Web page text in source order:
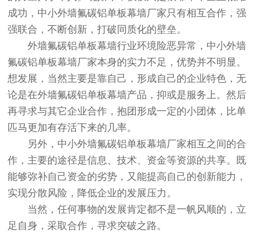
成功，中小外墙氟碳铝单板幕墙厂家只有相互合作，强
强联合，不断创新，打破同质化的壁垒。
外墙氟碳铝单板幕墙行业环境险恶异常，中小外墙
氟碳铝单板幕墙厂家本身的实力不足，优势并不明显。
想发展，当然主要是靠自己，形成自己的企业特色，无
论是在外墙氟碳铝单板幕墙产品，抑或是服务上。然后
再寻求与其它企业合作，抱团形成一定的小团体，比单
匹马更加有存活下来的几率。
另外，中小外墙氟碳铝单板幕墙厂家相互之间的合
作，主要的途径是信息、技术、资金等资源的共享。既
能够弥补自己资金的劣势，又能提高自己的创新能力，
实现分散风险，降低企业的发展压力。
当然，任何事物的发展肯定都不是一帆风顺的，立
足自身，采取合作，寻求突破之路。